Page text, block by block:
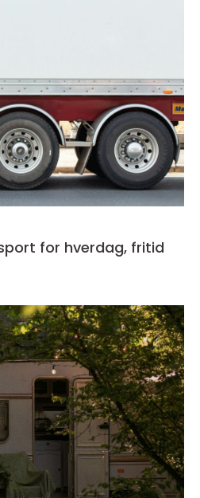
for hverdag, fritid